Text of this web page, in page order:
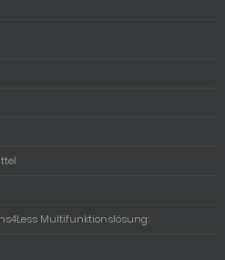
Multifunktionslösung: